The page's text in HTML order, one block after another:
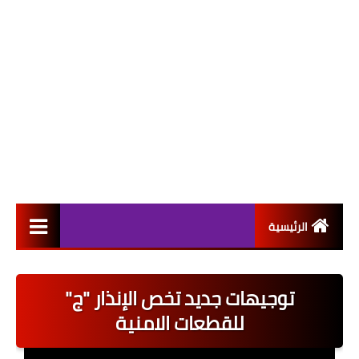
الرئيسية
اخبار القطاع العام
اخبار القطاع الخاص
توجيهات جديد تخص الإنذار "ج"
للقطعات الامنية